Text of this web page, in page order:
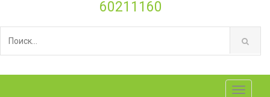
60211160
Toggle